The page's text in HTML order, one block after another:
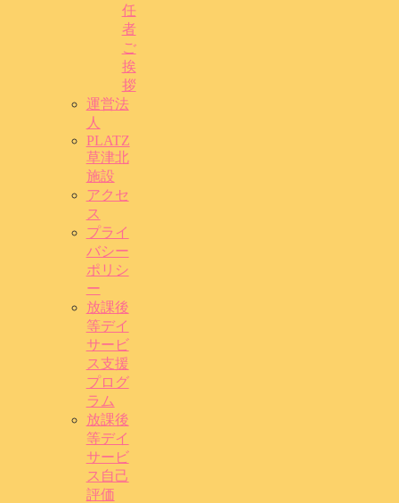
任
者
ご
挨
拶
運営法
人
PLATZ
草津北
施設
アクセ
ス
プライ
バシー
ポリシ
ー
放課後
等デイ
サービ
ス支援
プログ
ラム
放課後
等デイ
サービ
ス自己
評価